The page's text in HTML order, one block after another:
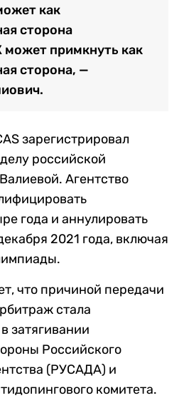
как
сторона
примкнуть как
сторона, —
зарегистрировал
российской
Агентство
года и аннулировать
2021 года, включая
что причиной передачи
стала
затягивании
Российского
(РУСАДА) и
комитета.